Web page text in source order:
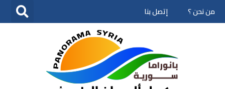
تخطى
من نحن ؟ إتصل بنا